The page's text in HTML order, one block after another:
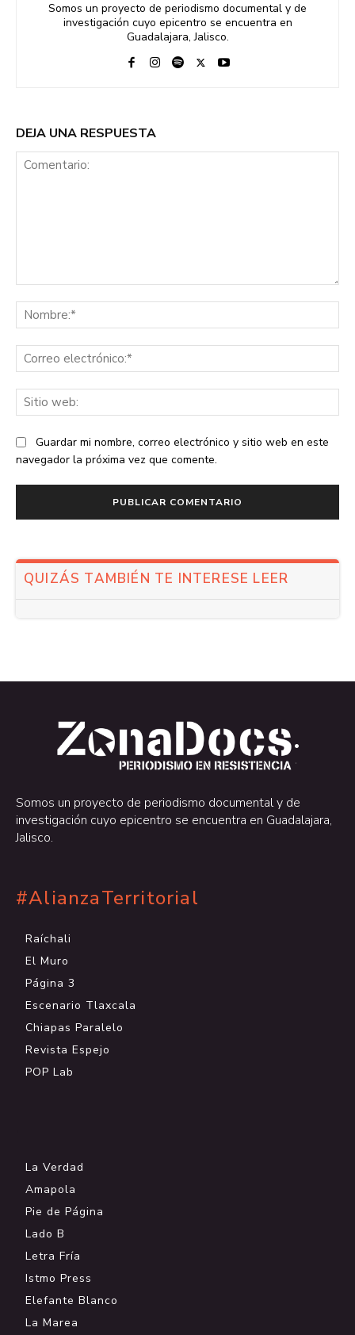
Somos un proyecto de periodismo documental y de
investigación cuyo epicentro se encuentra en
Guadalajara, Jalisco.
DEJA UNA RESPUESTA
Guardar mi nombre, correo electrónico y sitio web en este
navegador la próxima vez que comente.
QUIZÁS TAMBIÉN TE INTERESE LEER
.
.
Somos un proyecto de periodismo documental y de
investigación cuyo epicentro se encuentra en Guadalajara,
Jalisco.
#AlianzaTerritorial
Raíchali
El Muro
Página 3
Escenario Tlaxcala
Chiapas Paralelo
Revista Espejo
POP Lab
La Verdad
Amapola
Pie de Página
Lado B
Letra Fría
Istmo Press
Elefante Blanco
La Marea